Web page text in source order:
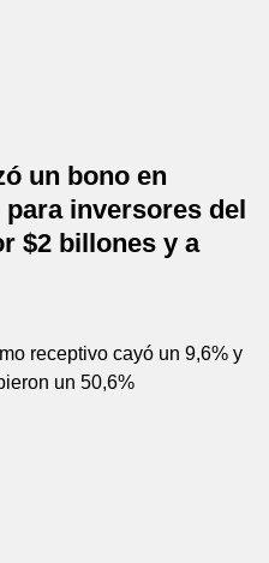
un bono en
inversores del
$2 billones y a